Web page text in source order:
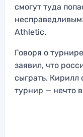
смогут туда
Athletic.
Говоря о
заявил, что
сыграть. Кирилл
турнир — нечто